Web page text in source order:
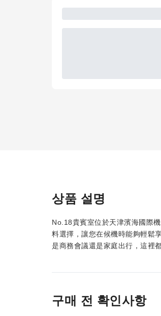
상품 설명
No.18貴賓室位於天津濱海國際
料選擇，讓您在候機時能夠輕鬆
是商務會議還是家庭出行，這裡
구매 전 확인사항